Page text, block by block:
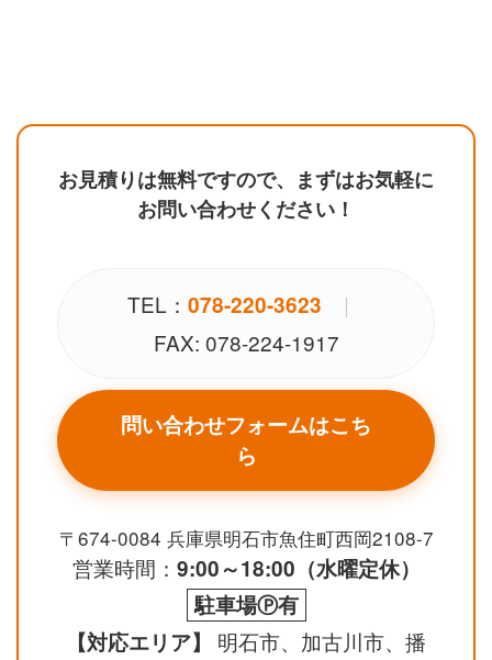
お見積りは無料ですので、まずはお気軽に
お問い合わせください！
TEL： 078-220-3623
|
FAX: 078-224-1917
問い合わせフォームはこち
ら
〒674-0084 兵庫県明石市魚住町西岡2108-7
営業時間： 9:00～18:00（水曜定休）
駐車場Ⓟ有
【対応エリア】
明石市、加古川市、播